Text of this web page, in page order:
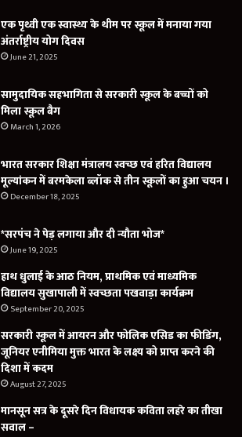
एक पृथ्वी एक स्वास्थ्य के थीम पर स्कूल में मनाया गया
अंतर्राष्ट्रीय योग दिवस
June 21, 2025
सामुदायिक सहभागिता से सरकारी स्कूल के बच्चों को
मिला स्कूल बैग
March 1, 2026
भारत सरकार शिक्षा मंत्रालय स्वच्छ एवं हरित विद्यालय
मूल्यांकन में बरमकेला ब्लॉक से तीन स्कूलों का हुआ चयन ।
December 18, 2025
*सरपंच ने पेड़ लगाया और दी न्यौता भोज*
June 19, 2025
हाथ धुलाई के आठ नियम, प्राथमिक एवं माध्यमिक
विद्यालय सुखापाली में स्वच्छता पखवाड़ा कार्यक्रम
September 20, 2025
सरकारी स्कूल में आयरन और फोलिक एसिड का फीडिंग,
जूनियर एनीमिया मुक्त भारत के लक्ष्य को प्राप्त करने की
दिशा में कदम
August 27, 2025
मानसून सत्र के दूसरे दिन विधायक कविता लहरे का तीखा
सवाल –